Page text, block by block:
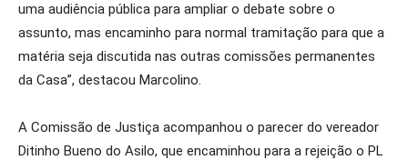
uma audiência pública para ampliar o debate sobre o
assunto, mas encaminho para normal tramitação para que a
matéria seja discutida nas outras comissões permanentes
da Casa”, destacou Marcolino.
A Comissão de Justiça acompanhou o parecer do vereador
Ditinho Bueno do Asilo, que encaminhou para a rejeição o PL